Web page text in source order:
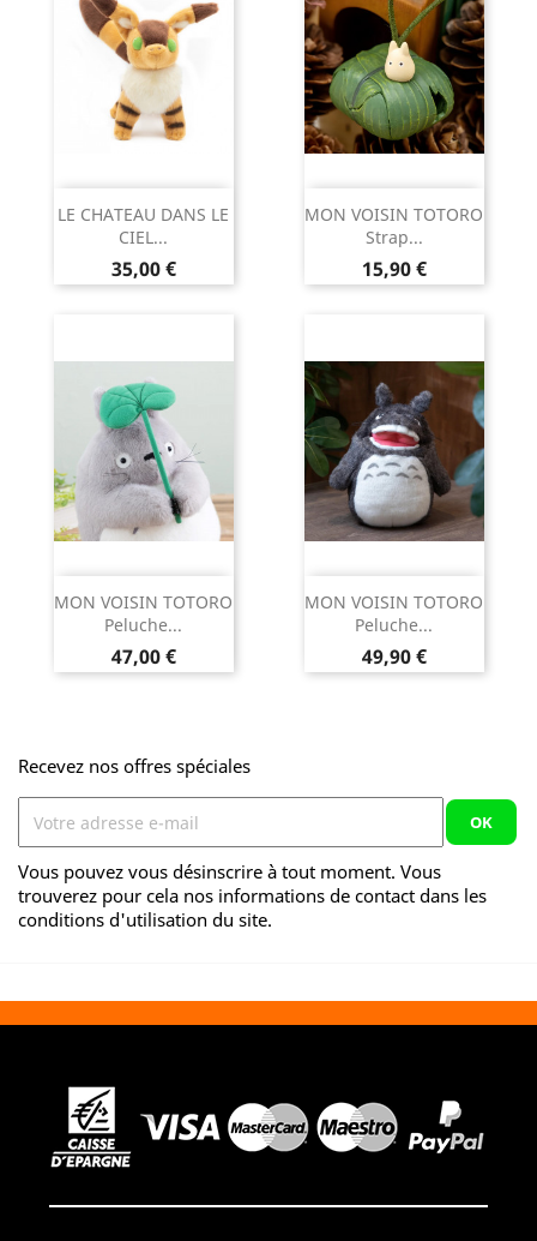
LE CHATEAU DANS LE
CIEL...
Prix
35,00 €
MON VOISIN TOTORO
Strap...
Prix
15,90 €
MON VOISIN TOTORO
Peluche...
Prix
47,00 €
MON VOISIN TOTORO
Peluche...
Prix
49,90 €
Recevez nos offres spéciales
Vous pouvez vous désinscrire à tout moment. Vous
trouverez pour cela nos informations de contact dans les
conditions d'utilisation du site.